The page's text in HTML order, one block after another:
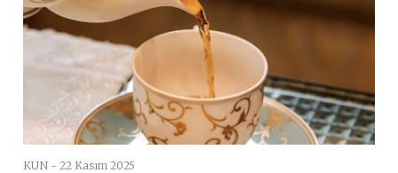
KUN - 22 Kasım 2025